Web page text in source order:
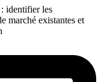
identifier les
marché existantes et